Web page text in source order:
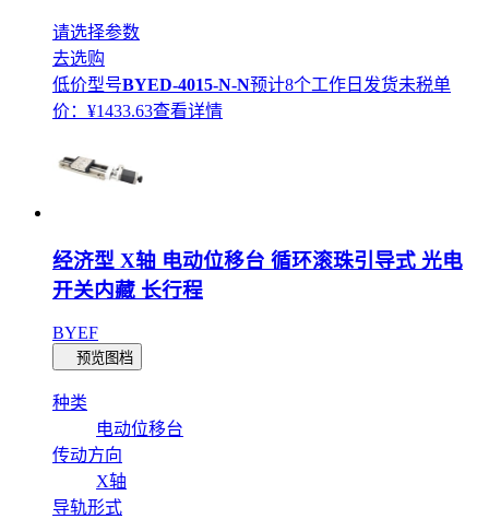
请选择参数
去选购
低价型号BYED-4015-N-N预计8个工作日发货未税单
价：¥1433.63查看详情
经济型 X轴 电动位移台 循环滚珠引导式 光电
开关内藏 长行程
BYEF
预览图档
种类
电动位移台
传动方向
X轴
导轨形式